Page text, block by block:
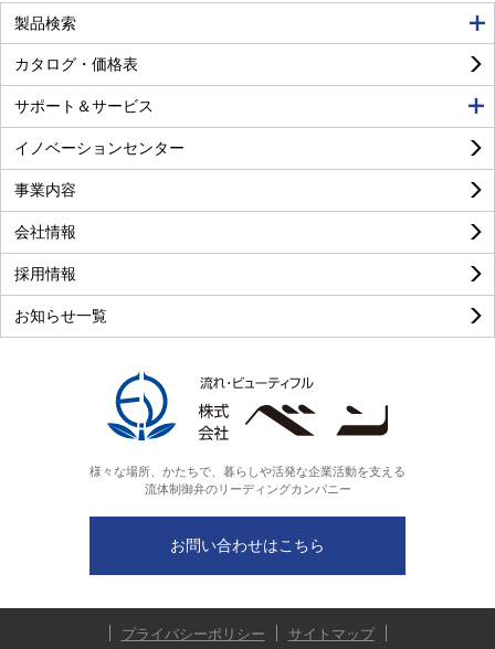
良い
様々な場所、かたちで、暮らしや活発な企業活動を支える
流体制御弁のリーディングカンパニー
お問い合わせはこちら
製品検索
カタログ・価格表
サポート＆サービス
イノベーションセンター
事業内容
会社情報
採用情報
お知らせ一覧
プライバシーポリシー サイトマップ